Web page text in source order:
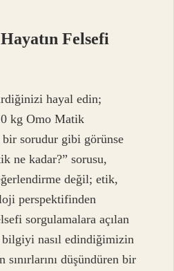
Felsefi
hayal edin;
kg Omo Matik
sorudur gibi görünse
ne kadar?” sorusu,
değil; etik,
perspektifinden
sorgulamalara açılan
bilgiyi nasıl edindiğimizin
sınırlarını düşündüren bir